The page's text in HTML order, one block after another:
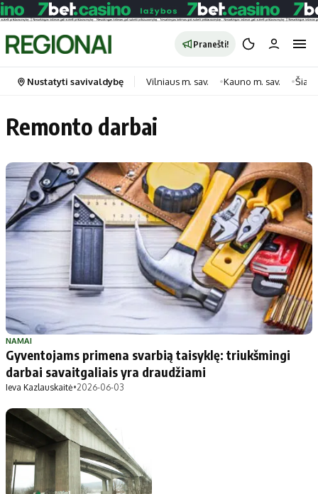
Pranešti!
Portalas
Pradinis puslapis
Savivaldybės
Naujausi
Regionai
Pasaulis
Politika
Patarimai
Dirbtinis intelektas
Gineso rekordai
Transportas
Gyvenimas
Horoskopai
Laisvalaikis
Maistas
Sveikata
Technologijos
Indėlių palūkanos
Ekonomikos naujienos
Didžiosios savivaldybės
Vilniaus miesto
Kauno miesto
Klaipėdos miesto
Nustatyti savivaldybę Vilniaus m. sav. Kauno m. sav.
Remonto darbai
NAMAI
Gyventojams primena svarbią taisyklę: triukšmingi
darbai savaitgaliais yra draudžiami
Ieva Kazlauskaitė•2026-06-03